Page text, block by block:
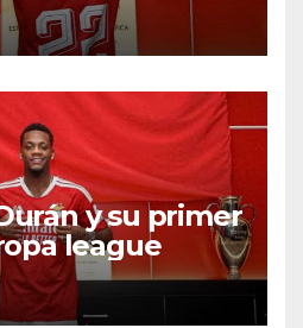
y su primer
league